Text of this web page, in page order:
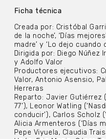
Ficha técnica
Creada por: Cristóbal
de la noche’, ‘Días
madre’ y ‘Lo dejo cuando
Dirigida por: Diego Núñez
y Adolfo Valor
Productores ejecutivos:
Valor, Antonio Asensio,
Herreras
Reparto: Javier Gutiérrez
77’), Leonor Watling
conducir’), Carlos Scholz
Alicia Armenteros (‘Días
Pepe Viyuela, Claudia